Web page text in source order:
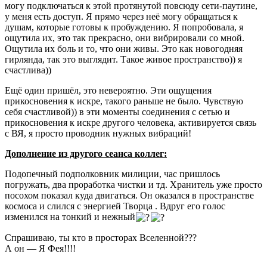
могу подключаться к этой протянутой повсюду сети-паутине,
у меня есть доступ. Я прямо через неё могу обращаться к
душам, которые готовы к пробуждению. Я попробовала, я
ощутила их, это так прекрасно, они вибрировали со мной.
Ощутила их боль и то, что они живы. Это как новогодняя
гирлянда, так это выглядит. Такое живое пространство)) я
счастлива))
Ещё один пришёл, это невероятно. Эти ощущения
прикосновения к искре, такого раньше не было. Чувствую
себя счастливой)) в эти моменты соединения с сетью и
прикосновения к искре другого человека, активируется связь
с ВЯ, я просто проводник нужных вибраций!
Дополнение из другого сеанса коллег:
Подопечный подполковник милиции, час пришлось
погружать, два проработка чистки и тд. Хранитель уже просто
посохом показал куда двигаться. Он оказался в пространстве
космоса и слился с энергией Творца . Вдруг его голос
изменился на тонкий и нежный
Спрашиваю, ты кто в просторах Вселенной???
А он — Я Фея!!!!